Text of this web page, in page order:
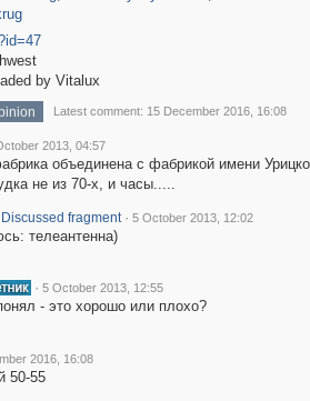
by Vitalux
Latest comment: 15 December 2016, 16:08
2013, 04:57
объединена с фабрикой имени
не из 70-х, и часы.....
Discussed fragment · 5 October 2013, 12:02
телеантенна)
· 5 October 2013, 12:55
- это хорошо или плохо?
2016, 16:08
50-55